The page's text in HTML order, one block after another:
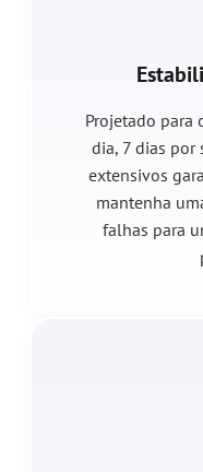
Projetado para
dia, 7 dias por
extensivos
mantenha
falhas para